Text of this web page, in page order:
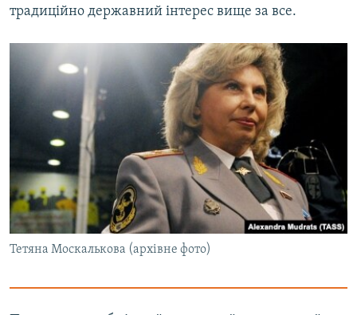
традиційно державний інтерес вище за все.
Тетяна Москалькова (архівне фото)